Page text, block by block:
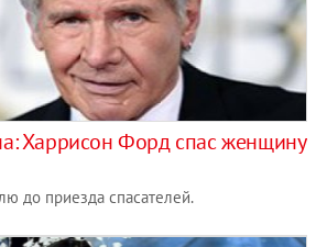
Харрисон Форд спас женщину
до приезда спасателей.